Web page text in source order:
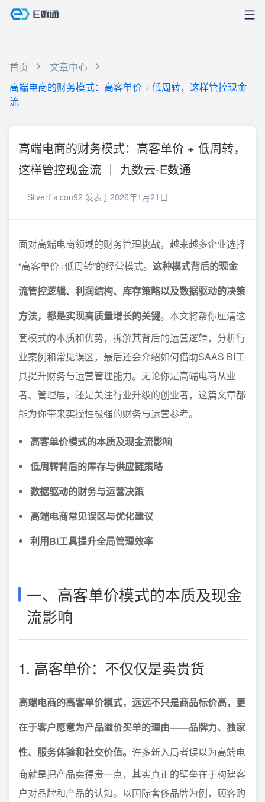
首页
文章中心
高端电商的财务模式：高客单价 + 低周转，这样管控现金
流
高端电商的财务模式：高客单价 + 低周转，
这样管控现金流 ｜ 九数云-E数通
SilverFalcon92 发表于2026年1月21日
面对高端电商领域的财务管理挑战，越来越多企业选择
“高客单价+低周转”的经营模式。 这种模式背后的现金
流管控逻辑、利润结构、库存策略以及数据驱动的决策
方法，都是实现高质量增长的关键。本文将帮你厘清这
套模式的本质和优势，拆解其背后的运营逻辑，分析行
业案例和常见误区，最后还会介绍如何借助SAAS BI工
具提升财务与运营管理能力。无论你是高端电商从业
者、管理层，还是关注行业升级的创业者，这篇文章都
能为你带来实操性极强的财务与运营参考。
高客单价模式的本质及现金流影响
低周转背后的库存与供应链策略
数据驱动的财务与运营决策
高端电商常见误区与优化建议
利用BI工具提升全局管理效率
一、高客单价模式的本质及现金
流影响
1. 高客单价：不仅仅是卖贵货
高端电商的高客单价模式，远远不只是商品标价高，更
在于客户愿意为产品溢价买单的理由——品牌力、独家
性、服务体验和社交价值。 许多新入局者误以为高端电
商就是把产品卖得贵一点，其实真正的壁垒在于构建客
户对品牌和产品的认知。以国际奢侈品牌为例，顾客购